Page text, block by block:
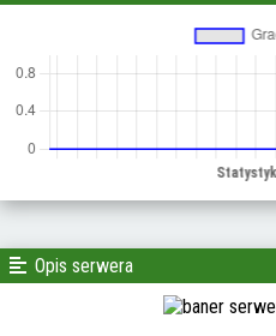
Opis serwera